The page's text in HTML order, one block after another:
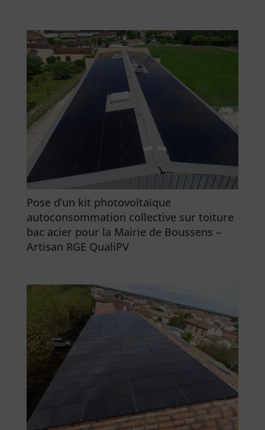
Pose d’un kit photovoltaïque
autoconsommation collective sur toiture
bac acier pour la Mairie de Boussens –
Artisan RGE QualiPV